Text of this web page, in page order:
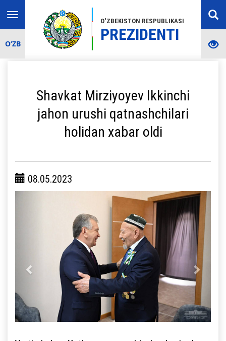
O‘ZBEKISTON RESPUBLIKASI
PREZIDENTI
Toggle
navigation
O‘ZB
Shavkat Mirziyoyev Ikkinchi
jahon urushi qatnashchilari
holidan xabar oldi
08.05.2023